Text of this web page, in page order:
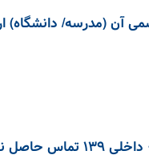
آن (مدرسه/ دانشگاه)